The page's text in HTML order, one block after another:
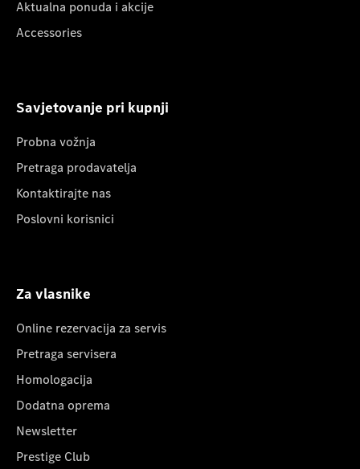
Aktualna ponuda i akcije
Accessories
Savjetovanje pri kupnji
Probna vožnja
Pretraga prodavatelja
Kontaktirajte nas
Poslovni korisnici
Za vlasnike
Online rezervacija za servis
Pretraga servisera
Homologacija
Dodatna oprema
Newsletter
Prestige Club